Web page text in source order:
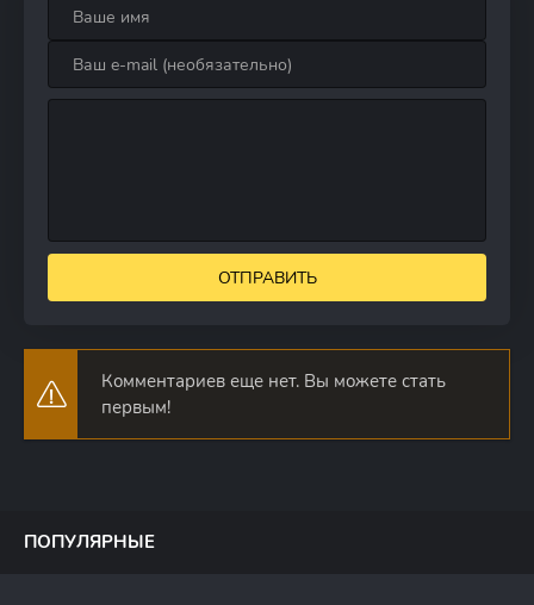
ОТПРАВИТЬ
Комментариев еще нет. Вы можете стать
первым!
ПОПУЛЯРНЫЕ